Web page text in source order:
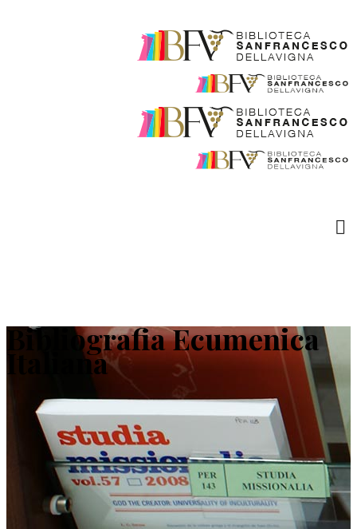
Bibliografia Ecumenica
Italiana